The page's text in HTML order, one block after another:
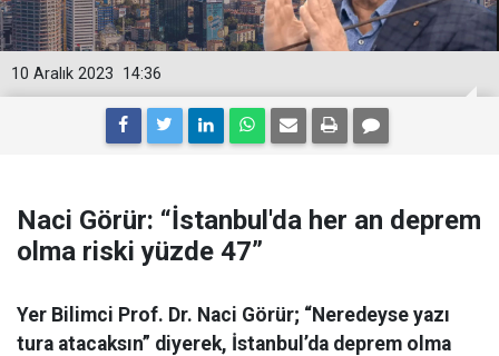
14:36
10 Aralık 2023
Naci Görür: “İstanbul'da her an deprem
olma riski yüzde 47”
Yer Bilimci Prof. Dr. Naci Görür; “Neredeyse yazı
tura atacaksın” diyerek, İstanbul’da deprem olma